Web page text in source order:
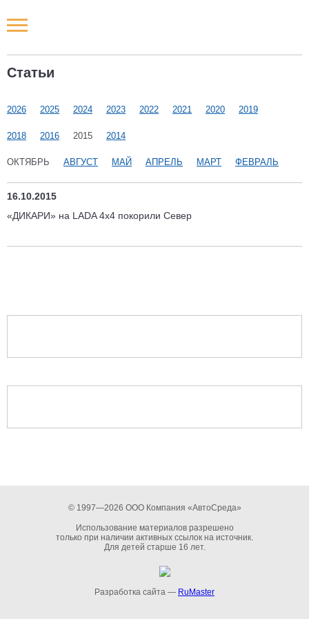
Статьи
2026 2025 2024 2023 2022 2021 2020 2019
2018 2016 2015 2014
ОКТЯБРЬ АВГУСТ МАЙ АПРЕЛЬ МАРТ ФЕВРАЛЬ
16.10.2015
«ДИКАРИ» на LADA 4x4 покорили Север
© 1997—2026 ООО Компания «АвтоСреда»
Использование материалов разрешено
только при наличии активных ссылок на источник.
Для детей старше 16 лет.
Разработка сайта — RuMaster
Новости РФ
Наши мероприятия
Статьи